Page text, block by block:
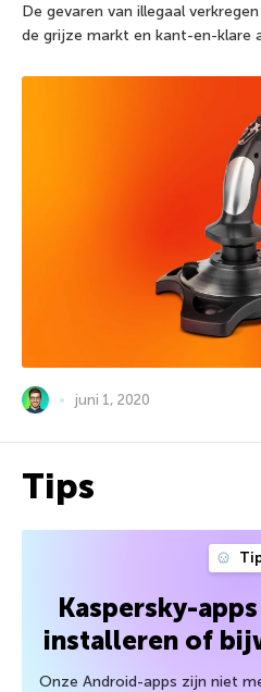
De gevaren van illegaal
de grijze markt en kant-en-klare
juni 1, 2020
Tips
Kaspersky-
installeren of
Onze Android-apps zijn niet